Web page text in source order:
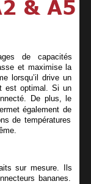
& A5
de
capacités
et maximise la
lorsqu’il drive un
est optimal. Si un
De plus,
le
également de
de températures
sur mesure.
Ils
bananes.